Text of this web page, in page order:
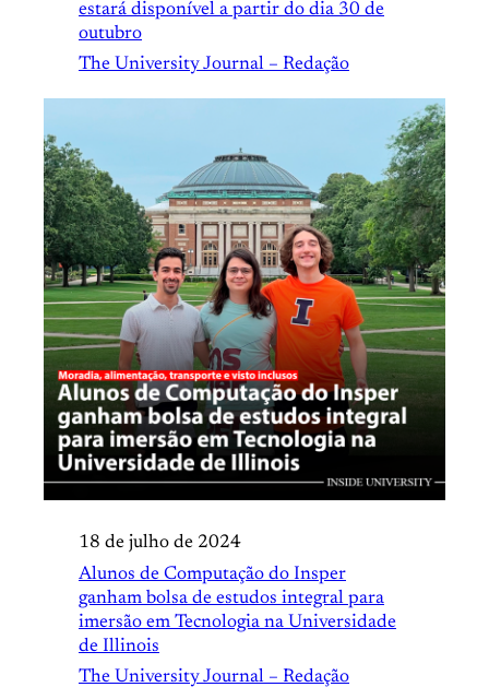
estará disponível a partir do dia 30 de
outubro
The University Journal – Redação
18 de julho de 2024
Alunos de Computação do Insper
ganham bolsa de estudos integral para
imersão em Tecnologia na Universidade
de Illinois
The University Journal – Redação